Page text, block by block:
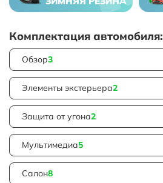
Комплектация автомобиля:
Обзор3
Элементы экстерьера2
Защита от угона2
Мультимедиа5
Салон8